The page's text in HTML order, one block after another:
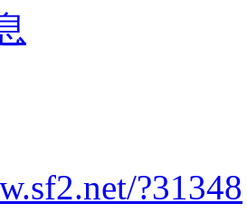
?31348